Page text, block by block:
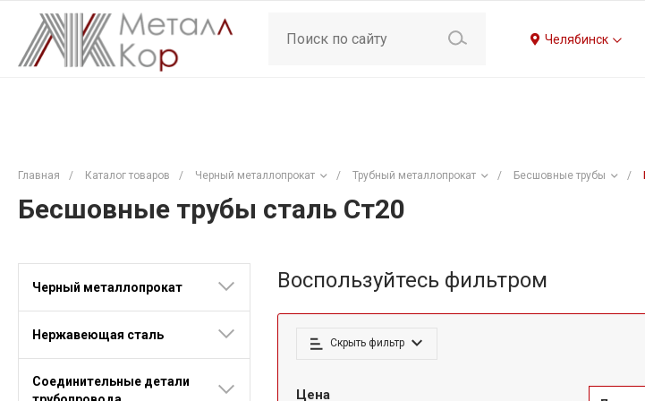
Челябинск
Главная / Каталог товаров / Черный металлопрокат / Трубный металлопрокат / Бесшовные трубы /
Бесшовные трубы сталь Ст20
Черный металлопрокат
Нержавеющая сталь
Соединительные детали
Воспользуйтесь фильтром
Скрыть фильтр
Цена